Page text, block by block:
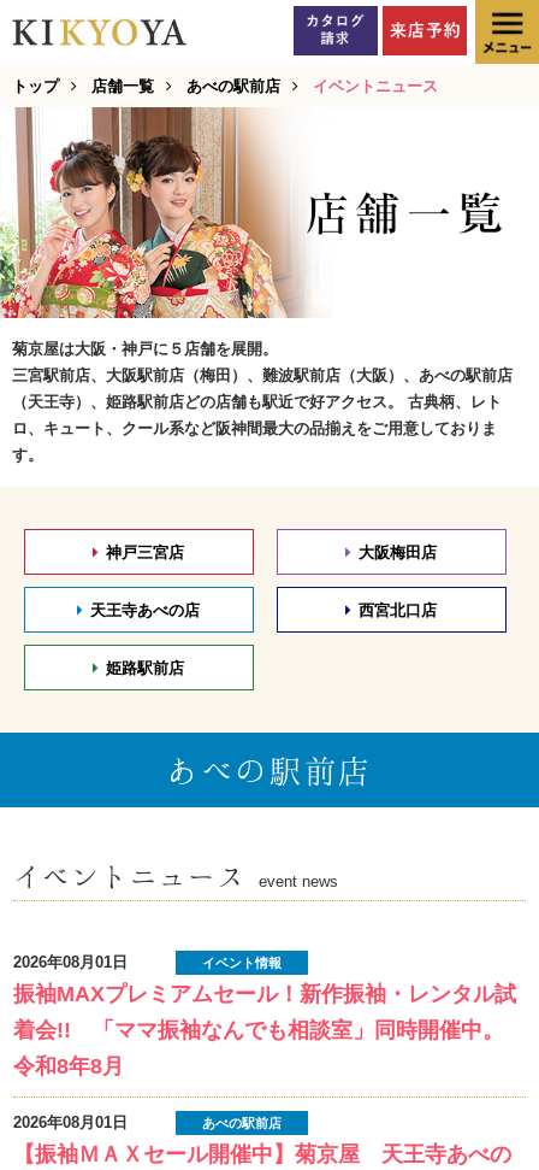
トップ 店舗一覧 あべの駅前店 イベントニュース
菊京屋は大阪・神戸に５店舗を展開。
三宮駅前店、大阪駅前店（梅田）、難波駅前店（大阪）、あべの駅前店
（天王寺）、姫路駅前店どの店舗も駅近で好アクセス。 古典柄、レト
ロ、キュート、クール系など阪神間最大の品揃えをご用意しておりま
す。
神戸三宮店 大阪梅田店
天王寺あべの店 西宮北口店
姫路駅前店
あべの駅前店
イベントニュース event news
2026年08月01日 イベント情報
振袖MAXプレミアムセール！新作振袖・レンタル試
着会!! 「ママ振袖なんでも相談室」同時開催中。
令和8年8月
2026年08月01日 あべの駅前店
【振袖ＭＡＸセール開催中】菊京屋 天王寺あべの